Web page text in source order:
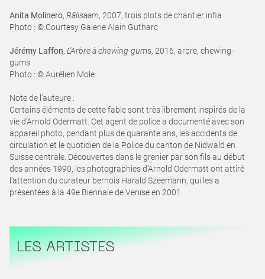
Anita Molinero, Râlisaam, 2007, trois plots de chantier infia
Photo : © Courtesy Galerie Alain Gutharc
Jérémy Laffon, L'Arbre à chewing-gums, 2016, arbre, chewing-
gums
Photo : © Aurélien Mole
Note de l'auteure :
Certains éléments de cette fable sont très librement inspirés de la
vie d'Arnold Odermatt. Cet agent de police a documenté avec son
appareil photo, pendant plus de quarante ans, les accidents de
circulation et le quotidien de la Police du canton de Nidwald en
Suisse centrale. Découvertes dans le grenier par son fils au début
des années 1990, les photographies d'Arnold Odermatt ont attiré
l'attention du curateur bernois Harald Szeemann, qui les a
présentées à la 49e Biennale de Venise en 2001.
LES ARTISTES